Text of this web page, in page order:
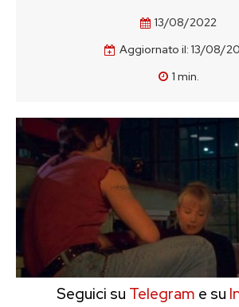
13/08/2022
Aggiornato il: 13/08/
1 min.
Seguici su Telegram e su